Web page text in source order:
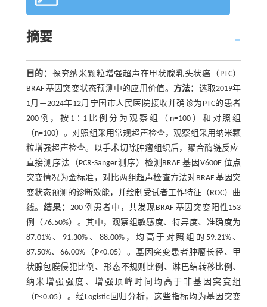
摘要
目的： 探究纳米颗粒增强超声在甲状腺乳头状癌（PTC）
BRAF 基因突变状态预测中的应用价值。 方法： 选取2019年
1月—2024年12月宁国市人民医院接收并确诊为PTC的患者
200例，按1∶1比例分为观察组（n=100）和对照组
（n=100）。对照组采用常规超声检查，观察组采用纳米颗
粒增强超声检查。以手术切除肿瘤组织后，聚合酶链反应-
直接测序法（PCR-Sanger测序）检测BRAF 基因V600E 位点
突变情况为金标准，对比两组超声检查方法对BRAF 基因突
变状态预测的诊断效能，并绘制受试者工作特征（ROC）曲
线。结果： 200 例患者中，共发现BRAF 基因突变阳性153
例（76.50%）。其中，观察组敏感度、特异度、准确度为
87.01%、91.30%、88.00%，均高于对照组的59.21%、
87.50%、66.00%（P<0.05）。基因突变患者肿瘤长径、甲
状腺包膜侵犯比例、形态不规则比例、淋巴结转移比例、
纳米增强强度、增强顶峰时间均高于非基因突变组
（P<0.05）。经Logistic回归分析，这些指标均为基因突变